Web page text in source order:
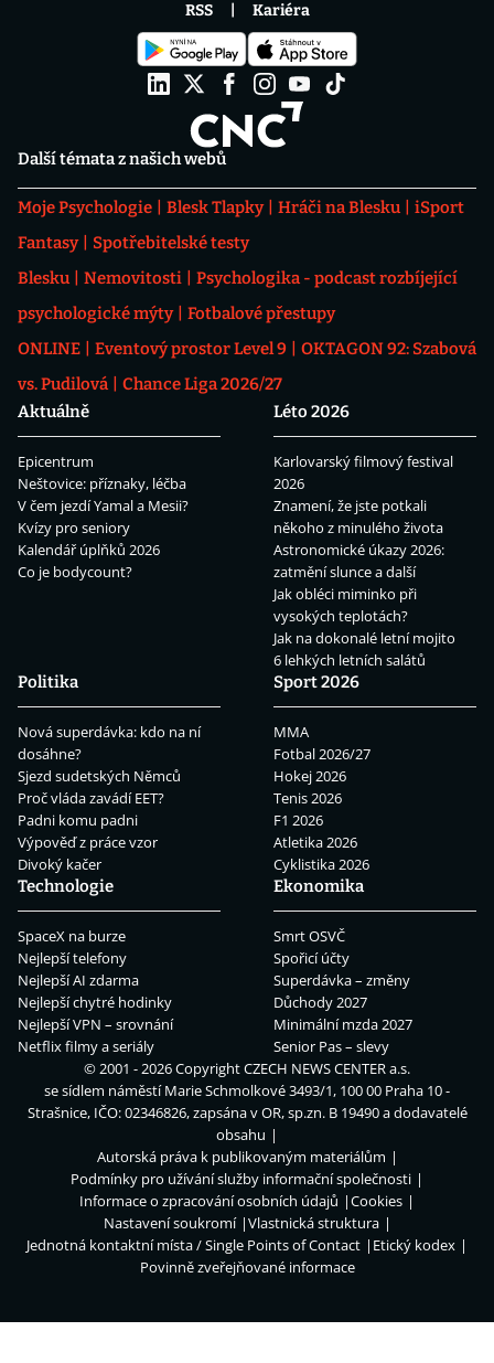
Další témata z našich webů
Moje Psychologie Blesk Tlapky Hráči na Blesku
iSport
Fantasy
Spotřebitelské testy
Blesku
Nemovitosti
Psychologika - podcast rozbíjející
psychologické mýty
Fotbalové přestupy
ONLINE
Eventový prostor Level 9
OKTAGON 92: Szabová
vs. Pudilová
Chance Liga 2026/27
Aktuálně
Epicentrum
Neštovice: příznaky, léčba
V čem jezdí Yamal a Mesii?
Kvízy pro seniory
Kalendář úplňků 2026
Co je bodycount?
Léto 2026
Karlovarský filmový festival
2026
Znamení, že jste potkali
někoho z minulého života
Astronomické úkazy 2026:
zatmění slunce a další
Jak obléci miminko při
vysokých teplotách?
Jak na dokonalé letní mojito
6 lehkých letních salátů
Politika
Nová superdávka: kdo na ní
dosáhne?
Sjezd sudetských Němců
Proč vláda zavádí EET?
Padni komu padni
Výpověď z práce vzor
Divoký kačer
Sport 2026
MMA
Fotbal 2026/27
Hokej 2026
Tenis 2026
F1 2026
Atletika 2026
Cyklistika 2026
Technologie
SpaceX na burze
Nejlepší telefony
Nejlepší AI zdarma
Nejlepší chytré hodinky
Nejlepší VPN – srovnání
Netflix filmy a seriály
Ekonomika
Smrt OSVČ
Spořicí účty
Superdávka – změny
Důchody 2027
Minimální mzda 2027
Senior Pas – slevy
RSS Kariéra
© 2001 - 2026 CopyrightCZECH NEWS CENTER a.s.
se sídlem náměstí Marie Schmolkové 3493/1, 100 00 Praha 10 -
Strašnice, IČO: 02346826, zapsána v OR, sp.zn. B 19490 a dodavatelé
obsahu
Autorská práva k publikovaným materiálům
Podmínky pro užívání služby informační společnosti
Informace o zpracování osobních údajů
Cookies
Nastavení soukromí
Vlastnická struktura
Jednotná kontaktní místa / Single Points of Contact
Etický kodex
Povinně zveřejňované informace